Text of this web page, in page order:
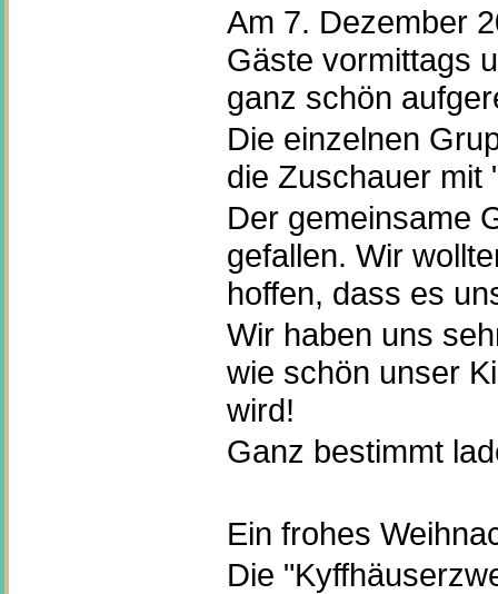
Am 7. Dezember
Gäste vormittags
ganz schön
Die einzelnen
die Zuschauer mit
Der gemeinsame
gefallen. Wir
hoffen, dass es
Wir haben uns
wie schön unser
wird!
Ganz bestimmt
Ein frohes
Die